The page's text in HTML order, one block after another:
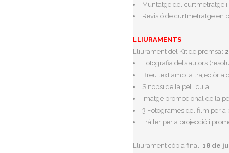
Muntatge del curtmetratge i
Revisió de curtmetratge en
LLIURAMENTS
Lliurament del Kit de premsa:
Fotografia dels autors
Breu text amb la trajectòria
Sinopsi de la pel·lícula.
Imatge promocional de la
3 Fotogrames del film per a
Tràiler per a projecció i
Lliurament còpia final: 18 de